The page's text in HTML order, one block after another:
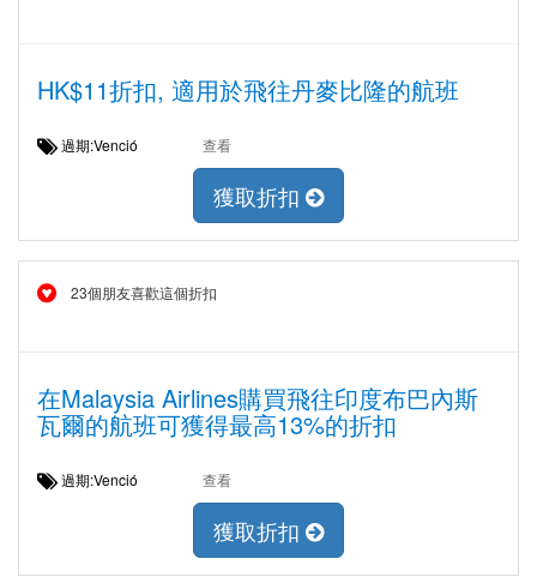
HK$11折扣, 適用於飛往丹麥比隆的航班
過期:Venció 查看
獲取折扣
23個朋友喜歡這個折扣
在Malaysia Airlines購買飛往印度布巴內斯
瓦爾的航班可獲得最高13%的折扣
過期:Venció 查看
獲取折扣